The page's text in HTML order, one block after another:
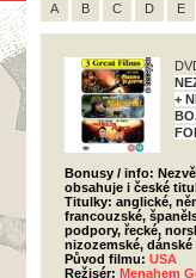
A B C D E
+
Bonusy / info:
obsahuje i české
Titulky: anglické,
francouzské,
podpory, řecké,
nizozemské, dánské
Původ filmu: USA
Režisér: Menahem